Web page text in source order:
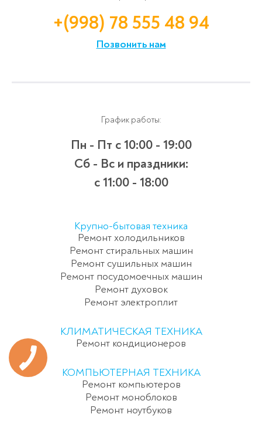
+(998) 78 555 48 94
Позвонить нам
График работы:
Пн - Пт с 10:00 - 19:00
Сб - Вс и праздники:
c 11:00 - 18:00
Крупно-бытовая техника
Ремонт холодильников
Ремонт стиральных машин
Ремонт сушильных машин
Ремонт посудомоечных машин
Ремонт духовок
Ремонт электроплит
КЛИМАТИЧЕСКАЯ ТЕХНИКА
Ремонт кондиционеров
КОМПЬЮТЕРНАЯ ТЕХНИКА
Ремонт компьютеров
Ремонт моноблоков
Ремонт ноутбуков